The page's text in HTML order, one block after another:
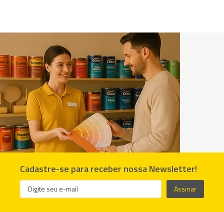
Cadastre-se para receber nossa Newsletter!
Assinar